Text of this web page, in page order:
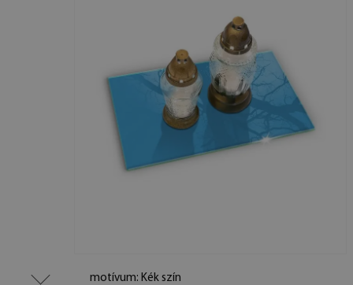
motívum: Kék szín